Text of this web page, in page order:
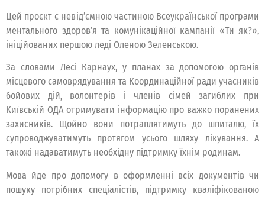
Цей проєкт є невід’ємною частиною Всеукраїнської програми
ментального здоров’я та комунікаційної кампанії «Ти як?»,
ініційованих першою леді Оленою Зеленською.
За словами Лесі Карнаух, у планах за допомогою органів
місцевого самоврядування та Координаційної ради учасників
бойових дій, волонтерів і членів сімей загиблих при
Київській ОДА отримувати інформацію про важко поранених
захисників. Щойно вони потраплятимуть до шпиталю, їх
супроводжуватимуть протягом усього шляху лікування. А
такожі надаватимуть необхідну підтримку їхнім родинам.
Мова йде про допомогу в оформленні всіх документів чи
пошуку потрібних спеціалістів, підтримку кваліфікованою